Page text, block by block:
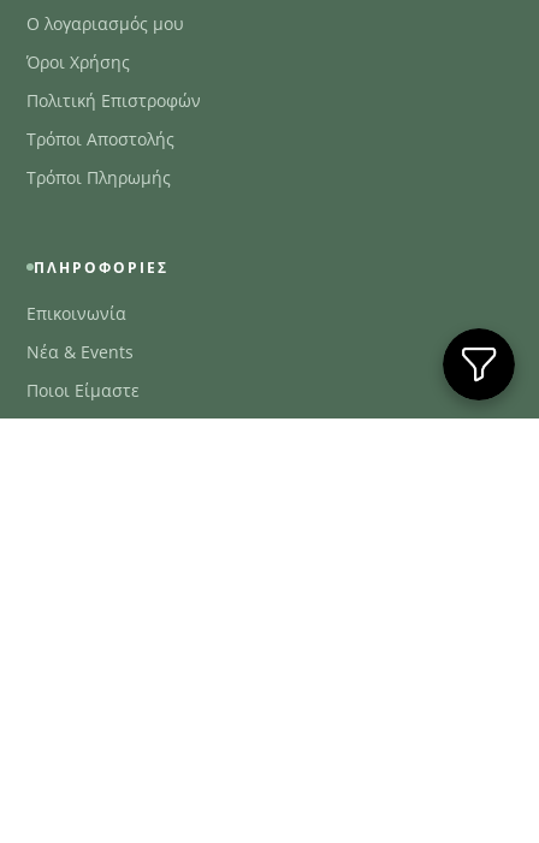
Ο λογαριασμός μου
Όροι Χρήσης
Πολιτική Επιστροφών
Τρόποι Αποστολής
Τρόποι Πληρωμής
ΠΛΗΡΟΦΟΡΊΕΣ
Επικοινωνία
Νέα & Events
Ποιοι Είμαστε